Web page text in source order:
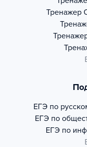
Тренажер
ЕГЭ по
ЕГЭ по
ЕГЭ по